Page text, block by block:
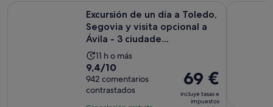
Excursión de un día a Toledo,
Segovia y visita opcional a
Ávila - 3 ciudade...
La
duración
de
la
11 h o más
9.4
sobre
10
9,4/10
942 comentarios
contrastados
El
precio
es
69 €
incluye tasas e
impuestos